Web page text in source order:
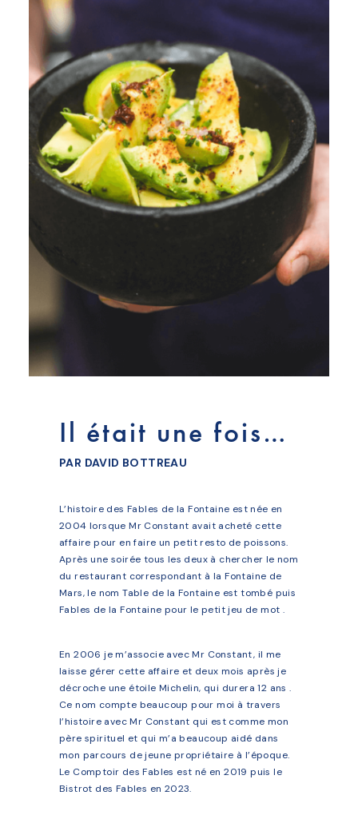
Il était une fois…
PAR DAVID BOTTREAU
L’histoire des Fables de la Fontaine est née en
2004 lorsque Mr Constant avait acheté cette
affaire pour en faire un petit resto de poissons.
Après une soirée tous les deux à chercher le nom
du restaurant correspondant à la Fontaine de
Mars, le nom Table de la Fontaine est tombé puis
Fables de la Fontaine pour le petit jeu de mot .
En 2006 je m’associe avec Mr Constant, il me
laisse gérer cette affaire et deux mois après je
décroche une étoile Michelin, qui durera 12 ans .
Ce nom compte beaucoup pour moi à travers
l’histoire avec Mr Constant qui est comme mon
père spirituel et qui m’a beaucoup aidé dans
mon parcours de jeune propriétaire à l’époque.
Le Comptoir des Fables est né en 2019 puis le
Bistrot des Fables en 2023.